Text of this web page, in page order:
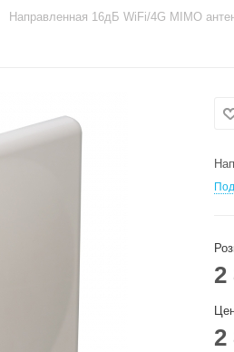
Направленная 16дБ WiFi/4G MIMO
2
2